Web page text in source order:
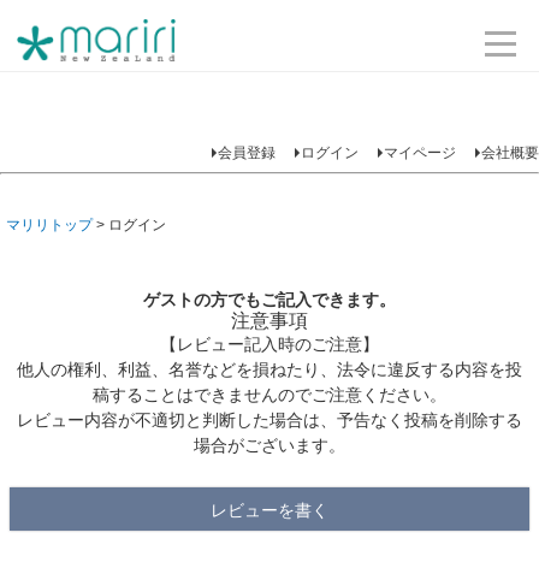
会員登録 ログイン マイページ 会社概要
マリリトップ ログイン
ゲストの方でもご記入できます。
注意事項
【レビュー記入時のご注意】
他人の権利、利益、名誉などを損ねたり、法令に違反する内容を投
稿することはできませんのでご注意ください。
レビュー内容が不適切と判断した場合は、予告なく投稿を削除する
場合がございます。
レビューを書く